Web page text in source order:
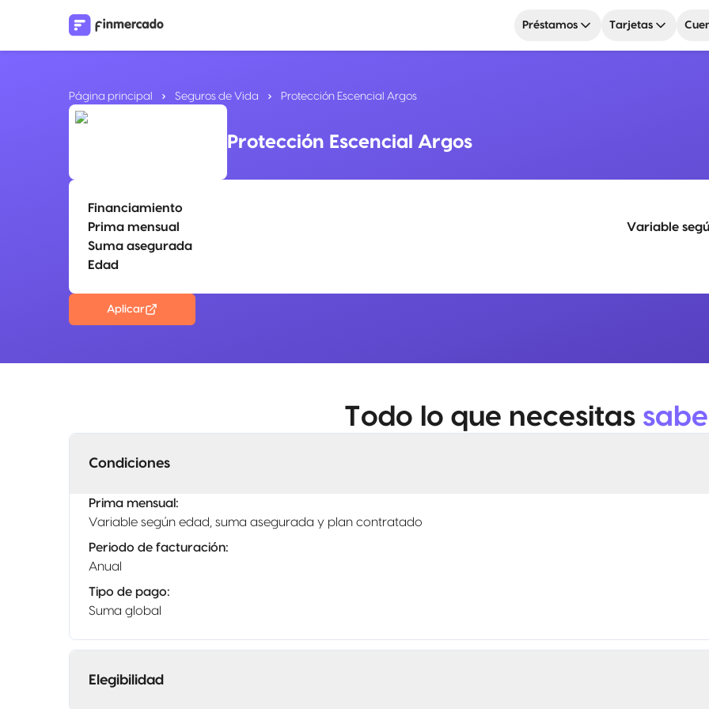
Préstamos Tarjetas
Página principal Seguros de Vida Protección Escencial Argos
Protección Escencial Argos
Financiamiento
Prima mensual
Variable
Suma asegurada
Edad
Aplicar
Todo lo que necesitas
Condiciones
Prima mensual :
Variable según edad, suma asegurada y plan contratado
Periodo de facturación:
Anual
Tipo de pago:
Suma global
Elegibilidad